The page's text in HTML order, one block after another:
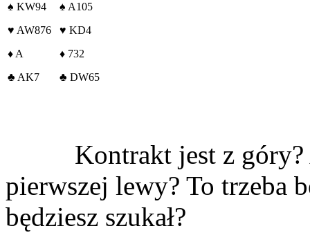
♠ KW94
♥ AW876
♦ A
♣ AK7
♠ A105
♥ KD4
♦ 732
♣ DW65
Kontrakt jest z
pierwszej lewy? To trzeba
będziesz szukał?